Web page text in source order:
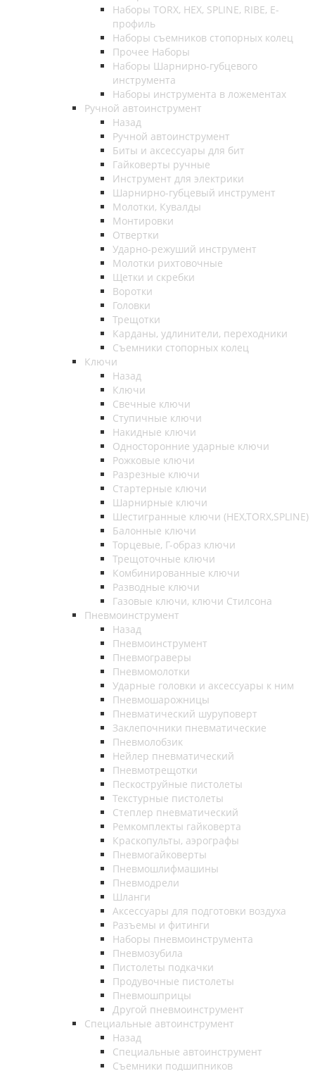
Наборы TORX, HEX, SPLINE, RIBE, E-
профиль
Наборы съемников стопорных колец
Прочее Наборы
Наборы Шарнирно-губцевого
инструмента
Наборы инструмента в ложементах
Ручной автоинструмент
Назад
Ручной автоинструмент
Биты и аксессуары для бит
Гайковерты ручные
Инструмент для электрики
Шарнирно-губцевый инструмент
Молотки, Кувалды
Монтировки
Отвертки
Ударно-режуший инструмент
Молотки рихтовочные
Щетки и скребки
Воротки
Головки
Трещотки
Карданы, удлинители, переходники
Съемники стопорных колец
Ключи
Назад
Ключи
Свечные ключи
Ступичные ключи
Накидные ключи
Односторонние ударные ключи
Рожковые ключи
Разрезные ключи
Стартерные ключи
Шарнирные ключи
Шестигранные ключи (HEX,TORX,SPLINE)
Балонные ключи
Торцевые, Г-образ ключи
Трещоточные ключи
Комбинированные ключи
Разводные ключи
Газовые ключи, ключи Стилсона
Пневмоинструмент
Назад
Пневмоинструмент
Пневмограверы
Пневмомолотки
Ударные головки и аксессуары к ним
Пневмошарожницы
Пневматический шуруповерт
Заклепочники пневматические
Пневмолобзик
Нейлер пневматический
Пневмотрещотки
Пескоструйные пистолеты
Текстурные пистолеты
Степлер пневматический
Ремкомплекты гайковерта
Краскопульты, аэрографы
Пневмогайковерты
Пневмошлифмашины
Пневмодрели
Шланги
Аксессуары для подготовки воздуха
Разъемы и фитинги
Наборы пневмоинструмента
Пневмозубила
Пистолеты подкачки
Продувочные пистолеты
Пневмошприцы
Другой пневмоинструмент
Специальные автоинструмент
Назад
Специальные автоинструмент
Съемники подшипников